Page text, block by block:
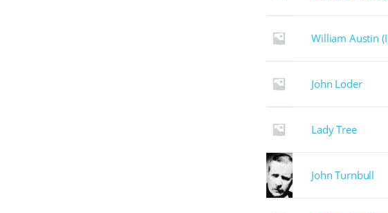
William Austin
John Loder
Lady Tree
John Turnbull